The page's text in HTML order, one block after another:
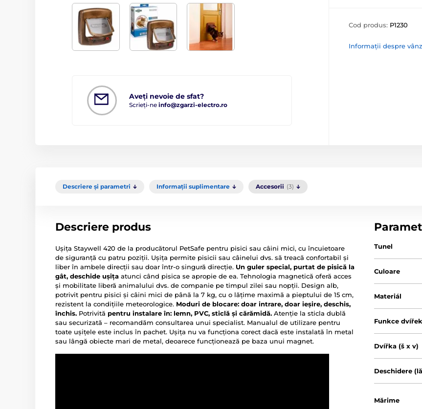
Aveți nevoie de sfat?
Scrieți-ne info@zgarzi-electro.ro
Cod produs: P1230
Informații despre
Descriere și parametri Informații suplimentare Accesorii (3)
Descriere produs
Ușița Staywell 420 de la producătorul PetSafe pentru pisici sau câini mici, cu încuietoare
de siguranță cu patru poziții. Ușița permite pisicii sau câinelui dvs. să treacă confortabil și
liber în ambele direcții sau doar într-o singură direcție. Un guler special, purtat de pisică la
gât, deschide ușița atunci când pisica se apropie de ea. Tehnologia magnetică oferă acces
și mobilitate liberă animalului dvs. de companie pe timpul zilei sau nopții. Design alb,
potrivit pentru pisici și câini mici de până la 7 kg, cu o lățime maximă a pieptului de 15 cm,
rezistent la condițiile meteorologice. Moduri de blocare: doar intrare, doar ieșire, deschis,
închis. Potrivită pentru instalare în: lemn, PVC, sticlă și cărămidă. Atenție la sticla dublă
sau securizată – recomandăm consultarea unui specialist. Manualul de utilizare pentru
toate ușițele este inclus în pachet. Ușița nu va funcționa corect dacă este instalată în metal
sau lângă obiecte mari de metal, deoarece funcționează pe baza unui magnet.
Tunel
Culoare
Materiál
Funkce dvířek
Dvířka (š x v)
Deschidere
Mărime